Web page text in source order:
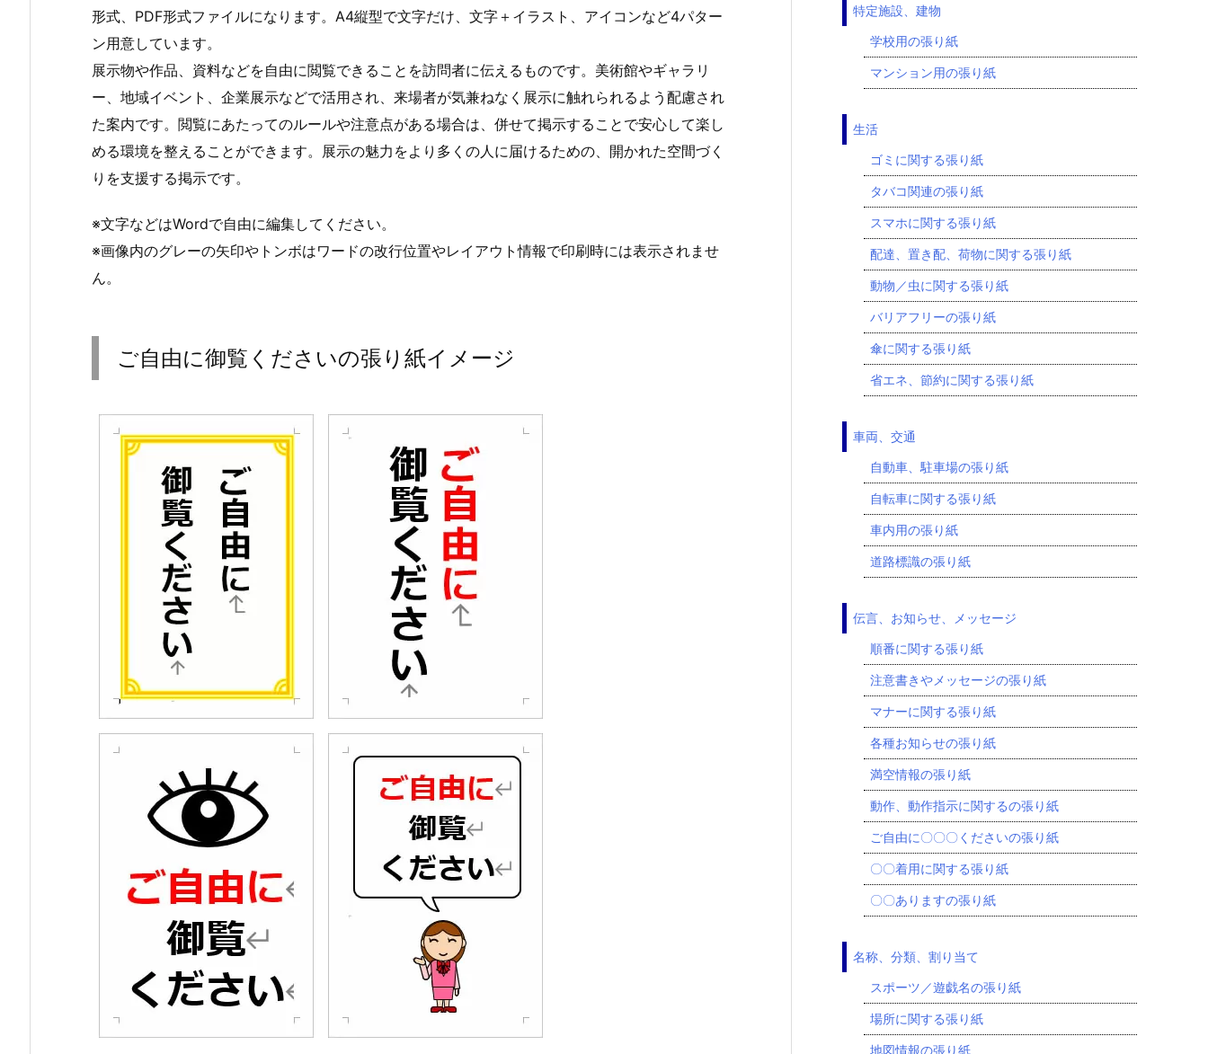
形式、PDF形式ファイルになります。A4縦型で文字だけ、文字＋イラスト、アイコンなど4パター
ン用意しています。
展示物や作品、資料などを自由に閲覧できることを訪問者に伝えるものです。美術館やギャラリ
ー、地域イベント、企業展示などで活用され、来場者が気兼ねなく展示に触れられるよう配慮され
た案内です。閲覧にあたってのルールや注意点がある場合は、併せて掲示することで安心して楽し
める環境を整えることができます。展示の魅力をより多くの人に届けるための、開かれた空間づく
りを支援する掲示です。
※文字などはWordで自由に編集してください。
※画像内のグレーの矢印やトンボはワードの改行位置やレイアウト情報で印刷時には表示されませ
ん。
ご自由に御覧くださいの張り紙イメージ
特定施設、建物
学校用の張り紙
マンション用の張り紙
生活
ゴミに関する張り紙
タバコ関連の張り紙
スマホに関する張り紙
配達、置き配、荷物に関する張り紙
動物／虫に関する張り紙
バリアフリーの張り紙
傘に関する張り紙
省エネ、節約に関する張り紙
車両、交通
自動車、駐車場の張り紙
自転車に関する張り紙
車内用の張り紙
道路標識の張り紙
伝言、お知らせ、メッセージ
順番に関する張り紙
注意書きやメッセージの張り紙
マナーに関する張り紙
各種お知らせの張り紙
満空情報の張り紙
動作、動作指示に関するの張り紙
ご自由に〇〇〇くださいの張り紙
〇〇着用に関する張り紙
〇〇ありますの張り紙
名称、分類、割り当て
スポーツ／遊戯名の張り紙
場所に関する張り紙
地図情報の張り紙